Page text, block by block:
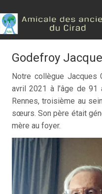
Godefroy
Notre collègue
avril 2021 à l’âge de
Rennes, troisième au
sœurs. Son père était
mère au foyer.